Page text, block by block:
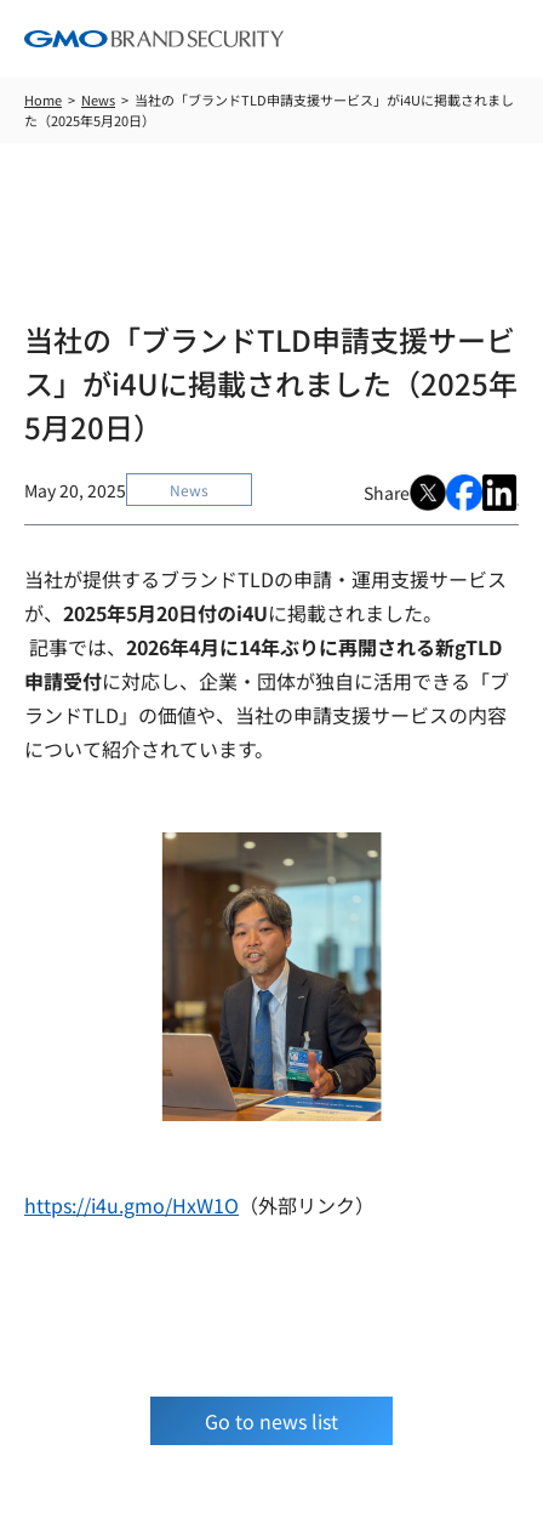
Home News
当社の「ブランドTLD申請支援サービス」がi4Uに掲載されまし
た（2025年5月20日）
当社の「ブランドTLD申請支援サービ
ス」がi4Uに掲載されました（2025年
5月20日）
May 20, 2025 News Share
当社が提供するブランドTLDの申請・運用支援サービス
が、 2025年5月20日付のi4Uに掲載されました。
記事では、 2026年4月に14年ぶりに再開される新gTLD
申請受付に対応し、企業・団体が独自に活用できる「ブ
ランドTLD」の価値や、当社の申請支援サービスの内容
について紹介されています。
https://i4u.gmo/HxW1O （外部リンク）
Go to news list